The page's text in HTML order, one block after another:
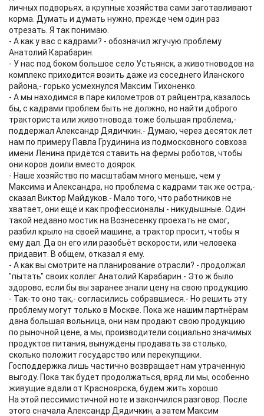
личных подворьях, а крупные хозяйства сами заготавливают
корма. Думать и думать нужно, прежде чем один раз
отрезать. Я так понимаю.
- А как у вас с кадрами? - обозначил жгучую проблему
Анатолий Карабарин.
- У нас под боком большое село Устьянск, а животноводов на
комплекс приходится возить даже из соседнего Иланского
района,- горько усмехнулся Максим Тихоненко.
- А мы находимся в паре километров от райцентра, казалось
бы, с кадрами проблем быть не должно, но найти доброго
тракториста или животновода тоже большая проблема,-
поддержал Александр Дядичкин.- Думаю, через десяток лет
нам по примеру Павла Грудинина из подмосковного совхоза
имени Ленина придётся ставить на фермы роботов, чтобы
они коров доили вместо доярок.
- Наше хозяйство по масштабам много меньше, чем у
Максима и Александра, но проблема с кадрами так же остра,-
сказал Виктор Майдуков.- Мало того, что работников не
хватает, они ещё и как профессионалы - никудышные. Один
такой недавно мостик на Вознесенку проехать не смог,
разбил крыло на своей машине, а трактор просит, чтобы я
ему дал. Да он его или разобьёт вскорости, или человека
придавит. В общем, отказал я ему.
- А как вы смотрите на планирование отрасли? - продолжал
"пытать" своих коллег Анатолий Карабарин.- Это ж было
здорово, если бы вы заранее знали цену на свою продукцию.
- Так-то оно так,- согласились собравшиеся.- Но решить эту
проблему могут только в Москве. Пока же нашим партнёрам
дана большая вольница, они нам продают свою продукцию
по рыночной цене, а мы, производители социально значимых
продуктов питания, вынуждены продавать за столько,
сколько положит государство или перекупщики.
Господдержка лишь частично возвращает нам утраченную
выгоду. Пока так будет продолжаться, вряд ли мы, особенно
живущие вдали от Красноярска, будем жить хорошо.
На этой пессимистичной ноте и закончился разговор. После
этого сначала Александр Дядичкин, а затем Максим